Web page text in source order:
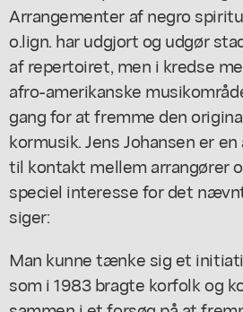
Arrangementer af negro
o.lign. har udgjort og udgør
af repertoiret, men i kredse
afro-amerikanske
gang for at fremme den
kormusik. Jens Johansen er
til kontakt mellem arrangører
speciel interesse for det
siger:
Man kunne tænke sig et
som i 1983 bragte korfolk og